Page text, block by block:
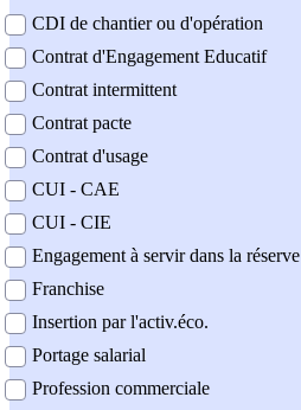
CDI de chantier ou d'opération
Contrat d'Engagement Educatif
Contrat intermittent
Contrat pacte
Contrat d'usage
CUI - CAE
CUI - CIE
Engagement à servir dans la réserve
Franchise
Insertion par l'activ.éco.
Portage salarial
Profession commerciale